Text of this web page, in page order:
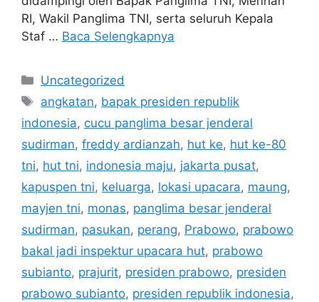
RI, Wakil Panglima TNI, serta seluruh Kepala
Staf … Baca Selengkapnya
Kategori
Uncategorized
Tag
angkatan, bapak presiden republik
indonesia, cucu panglima besar jenderal
sudirman, freddy ardianzah, hut ke, hut ke-80
tni, hut tni, indonesia maju, jakarta pusat,
kapuspen tni, keluarga, lokasi upacara, maung,
mayjen tni, monas, panglima besar jenderal
sudirman, pasukan, perang, Prabowo, prabowo
bakal jadi inspektur upacara hut, prabowo
subianto, prajurit, presiden prabowo, presiden
prabowo subianto, presiden republik indonesia,